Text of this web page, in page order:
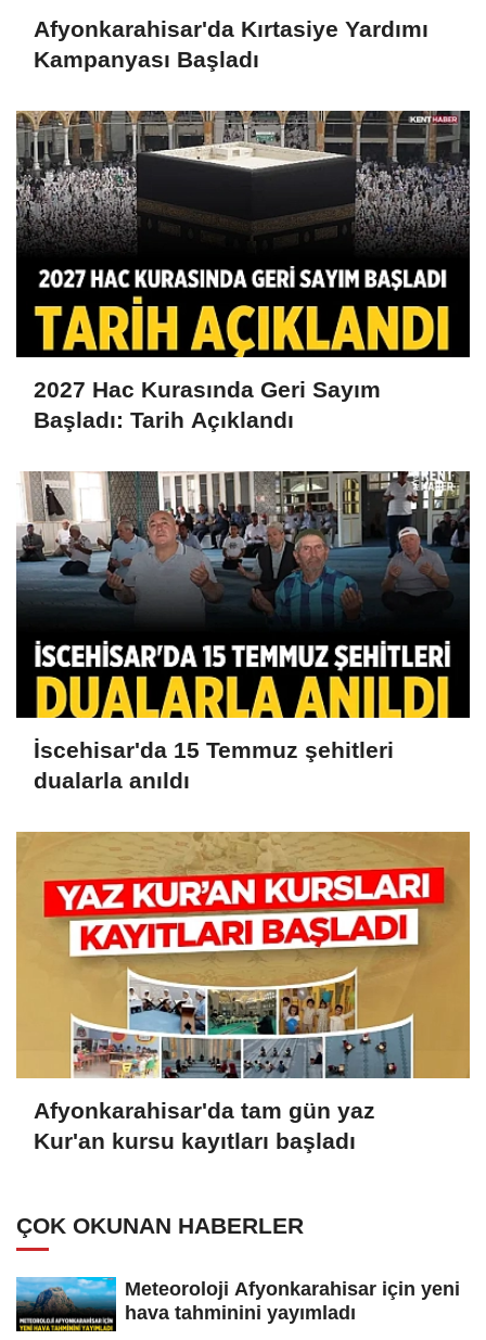
Afyonkarahisar'da Kırtasiye Yardımı
Kampanyası Başladı
2027 Hac Kurasında Geri Sayım
Başladı: Tarih Açıklandı
İscehisar'da 15 Temmuz şehitleri
dualarla anıldı
Afyonkarahisar'da tam gün yaz
Kur'an kursu kayıtları başladı
ÇOK OKUNAN HABERLER
Meteoroloji Afyonkarahisar için yeni
hava tahminini yayımladı